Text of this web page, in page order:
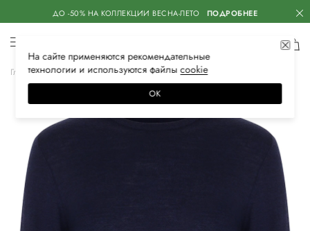
ДО -50% НА КОЛЛЕКЦИИ ВЕСНА-ЛЕТО ПОДРОБНЕЕ
Главная Мужская Одежда Трикотаж Свитеры
На сайте применяются рекомендательные
технологии и используются файлысооkiе
ОК